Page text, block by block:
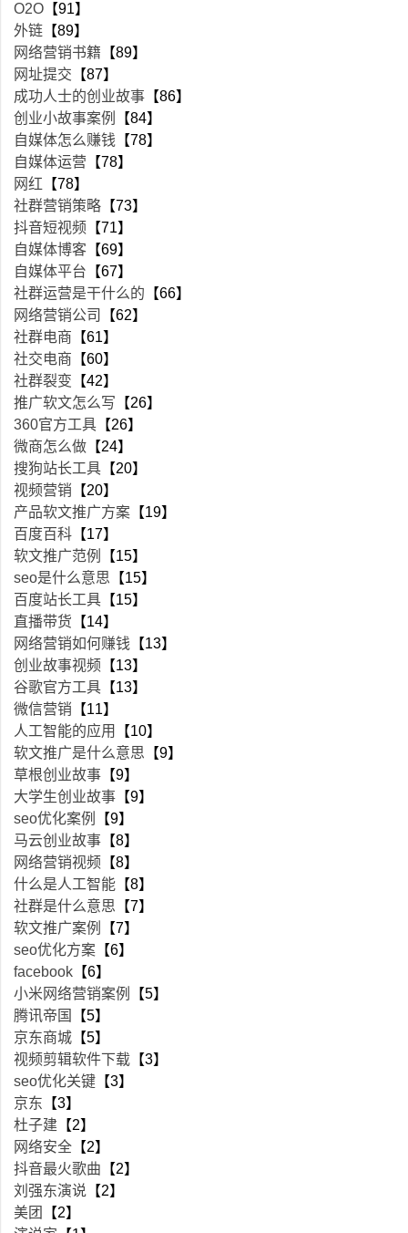
O2O 【91】
外链 【89】
网络营销书籍 【89】
网址提交 【87】
成功人士的创业故事 【86】
创业小故事案例
【84】
自媒体怎么赚钱 【78】
自媒体运营 【78】
网红 【78】
社群营销策略 【73】
抖音短视频 【71】
自媒体博客 【69】
自媒体平台 【67】
社群运营是干什么的 【66】
网络营销公司
【62】
社群电商 【61】
社交电商 【60】
社群裂变 【42】
推广软文怎么写 【26】
360官方工具 【26】
微商怎么做 【24】
搜狗站长工具 【20】
视频营销 【20】
产品软文推广方案 【19】
百度百科 【17】
软文推广范例
【15】
seo是什么意思 【15】
百度站长工具 【15】
直播带货 【14】
网络营销如何赚钱 【13】
创业故事视频 【13】
谷歌官方工具 【13】
微信营销 【11】
人工智能的应用
【10】
软文推广是什么意思 【9】
草根创业故事 【9】
大学生创业故事 【9】
seo优化案例
【9】
马云创业故事 【8】
网络营销视频 【8】
什么是人工智能 【8】
社群是什么意思 【7】
软文推广案例
【7】
seo优化方案 【6】
facebook 【6】
小米网络营销案例
【5】
腾讯帝国
【5】
京东商城 【5】
视频剪辑软件下载 【3】
seo优化关键 【3】
京东 【3】
杜子建 【2】
网络安全 【2】
抖音最火歌曲 【2】
刘强东演说 【2】
美团
【2】